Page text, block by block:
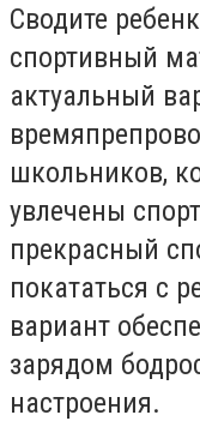
Сводите
спортивный
актуальный
школьников,
увлечены
прекрасный
покататься с
вариант
зарядом
настроения.